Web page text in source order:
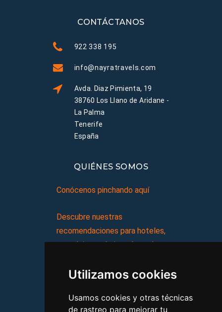
Utilizamos cookies
Usamos cookies y otras técnicas
de rastreo para mejorar tu
CONTÁCTANOS
922 338 195
info@nayratravels.com
Avda. Diaz Pimienta, 19
38760 Los Llano de Aridane -
La Palma
Tenerife
España
QUIÉNES SOMOS
Conócenos pinchando aquí
Descubre nuestras
recomendaciones para hoteles,
complejos turísticos, hostales,
viajes, y mucho más!
MI AGENCIA